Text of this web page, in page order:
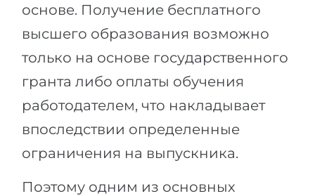
основе. Получение бесплатного
высшего образования возможно
только на основе государственного
гранта либо оплаты обучения
работодателем, что накладывает
впоследствии определенные
ограничения на выпускника.
Поэтому одним из основных